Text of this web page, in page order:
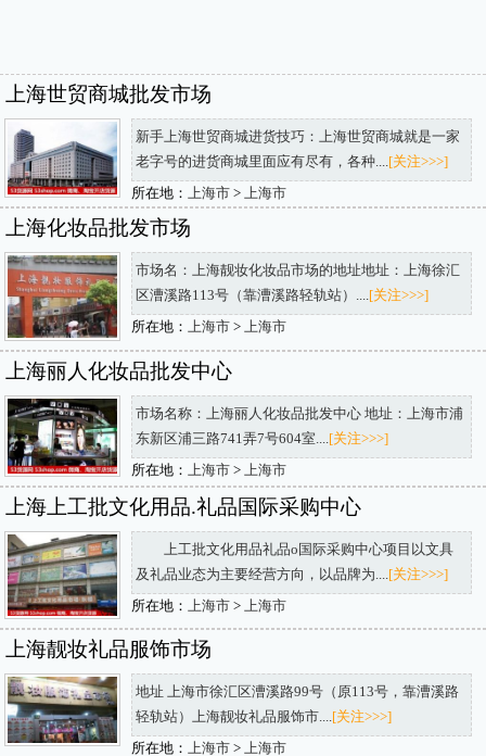
上海世贸商城批发市场
新手上海世贸商城进货技巧：上海世贸商城就是一家
老字号的进货商城里面应有尽有，各种....[关注>>>]
所在地： 上海市> 上海市
上海化妆品批发市场
市场名：上海靓妆化妆品市场的地址地址：上海徐汇
区漕溪路113号（靠漕溪路轻轨站）....[关注>>>]
所在地： 上海市> 上海市
上海丽人化妆品批发中心
市场名称：上海丽人化妆品批发中心 地址：上海市浦
东新区浦三路741弄7号604室....[关注>>>]
所在地： 上海市> 上海市
上海上工批文化用品.礼品国际采购中心
上工批文化用品礼品o国际采购中心项目以文具
及礼品业态为主要经营方向，以品牌为....[关注>>>]
所在地： 上海市> 上海市
上海靓妆礼品服饰市场
地址 上海市徐汇区漕溪路99号（原113号，靠漕溪路
轻轨站）上海靓妆礼品服饰市....[关注>>>]
所在地： 上海市> 上海市